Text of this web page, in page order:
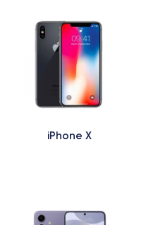
iPhone X